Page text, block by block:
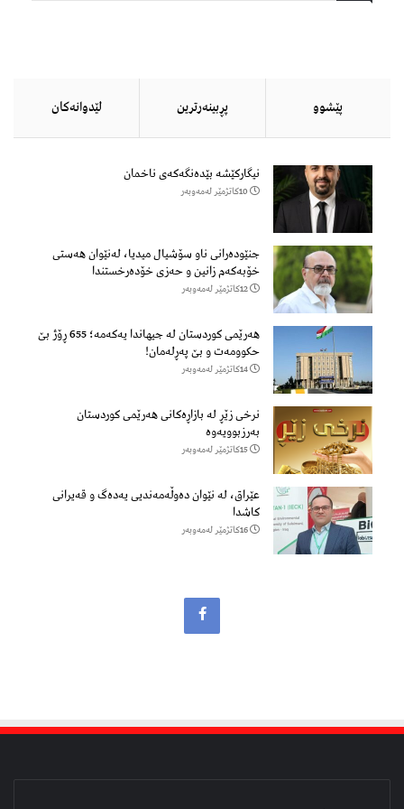
پێشوو پڕبینەرترین لێدوانەكان
نیگارکێشە بێدەنگەکەی ناخمان
10كاتژمێر لەمەوبەر
جنێودەرانی ناو سۆشیال میدیا، لەنێوان هەستی
خۆبەکەم زانین و حەزی خۆدەرخستندا
12كاتژمێر لەمەوبەر
هەرێمی کوردستان لە جیهاندا یەکەمە؛ 655 ڕۆژ بێ
حکوومەت و بێ پەڕلەمان!
14كاتژمێر لەمەوبەر
نرخی زێڕ لە بازاڕەکانی هەرێمی کوردستان
بەرزبوویەوە
15كاتژمێر لەمەوبەر
عێراق، لە نێوان دەوڵەمەندیی یەدەگ و قەیرانی
کاشدا
16كاتژمێر لەمەوبەر